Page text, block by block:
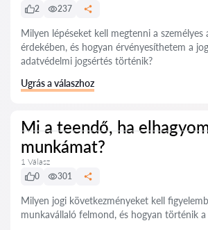
2
237
Milyen lépéseket kell megtenni a személyes
érdekében, és hogyan érvényesíthetem a
adatvédelmi jogsértés történik?
Ugrás a válaszhoz
Mi a teendő, ha
munkámat?
1 Válasz
0
301
Milyen jogi következményeket kell
munkavállaló felmond, és hogyan történik a